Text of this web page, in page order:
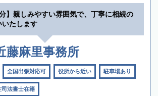
】親しみやすい雰囲気で、丁寧に相続の
いたします
藤麻里事務所
全国出張対応可 役所から近い 駐車場あり
司法書士在籍